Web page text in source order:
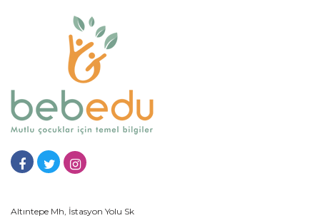
Altıntepe Mh, İstasyon Yolu Sk